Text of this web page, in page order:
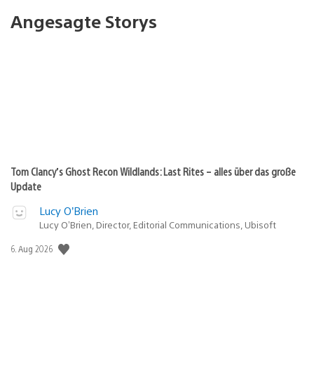
Angesagte Storys
Tom Clancy’s Ghost Recon Wildlands: Last Rites – alles über das große
Update
Lucy O’Brien
Lucy O’Brien, Director, Editorial Communications, Ubisoft
Veröffentlichungsdatum:
6. Aug 2026